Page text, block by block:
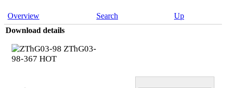
Overview Search
Up
Download details
ZThG03-
98-367 HOT